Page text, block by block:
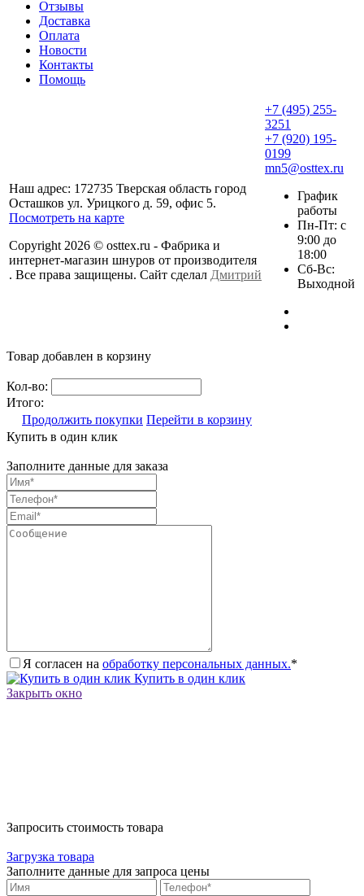
Отзывы
Доставка
Оплата
Новости
Контакты
Помощь
Наш адрес: 172735 Тверская область город
Осташков ул. Урицкого д. 59, офис 5.
Посмотреть на карте
Copyright 2026 © osttex.ru - Фабрика и
интернет-магазин шнуров от производителя
. Все права защищены. Сайт сделал Дмитрий
+7 (495) 255-
3251
+7 (920) 195-
0199
mn5@osttex.ru
График
работы
Пн-Пт: с
9:00 до
18:00
Сб-Вс:
Выходной
Товар добавлен в корзину
Кол-во:
Итого:
Продолжить покупки Перейти в корзину
Купить в один клик
Заполните данные для заказа
Я согласен на обработку персональных данных.*
Купить в один клик
Закрыть окно
Запросить стоимость товара
Загрузка товара
Заполните данные для запроса цены